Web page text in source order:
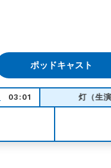
ポッドキャスト
03:01 灯（生演奏） - Ran